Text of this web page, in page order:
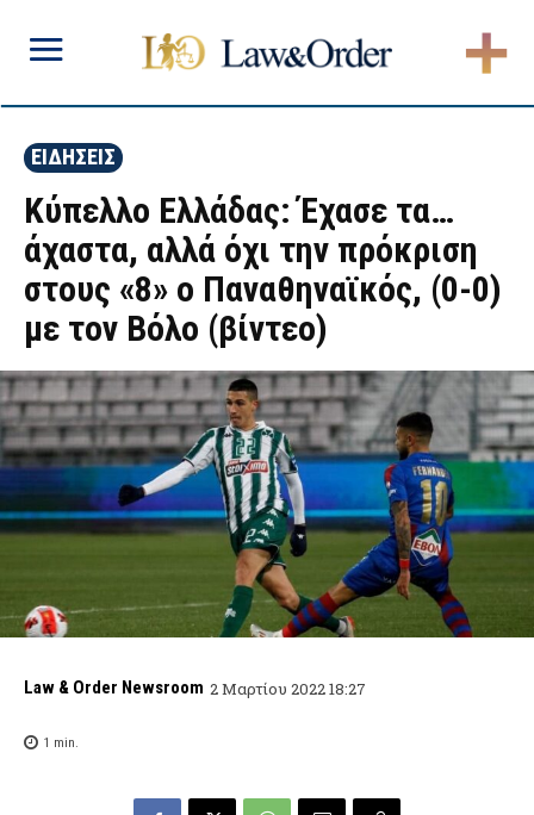
ΕΙΔΗΣΕΙΣ
Κύπελλο Ελλάδας: Έχασε τα…
άχαστα, αλλά όχι την πρόκριση
στους «8» ο Παναθηναϊκός, (0-0)
με τον Βόλο (βίντεο)
Law & Order Newsroom 2 Μαρτίου 2022 18:27
1 min.